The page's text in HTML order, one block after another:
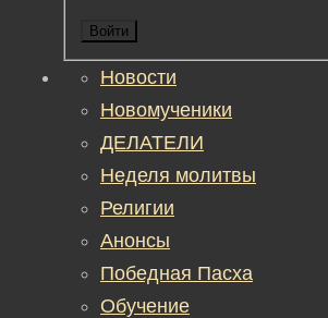
Войти
Новости
Новомученики
ДЕЛАТЕЛИ
Неделя молитвы
Религии
Анонсы
Победная Пасха
Обучение